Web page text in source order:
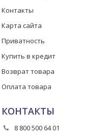
Контакты
Карта сайта
Приватность
Купить в кредит
Возврат товара
Оплата товара
КОНТАКТЫ
8 800 500 64 01